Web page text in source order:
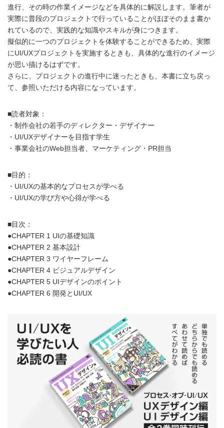
進行、その時の作業イメージなどを具体的に解説します。筆者が
実際に普段のプロジェクトで行っていることがほぼそのまま書か
れているので、実践的な知識やスキルが身につきます。
擬似的に一つのプロジェクトを体験することができるため、実際
にUI/UXプロジェクトを実施するときも、具体的な進行のイメージ
が思い描けるはずです。
さらに、プロジェクトの進行中に迷ったときも、本書に立ち戻っ
て、参照いただける内容になっています。
■読者対象：
・制作会社の若手のディレクター・デザイナー
・UI/UXデザイナーを目指す学生
・事業会社のWeb担当者、マーケティング・PR担当
■目的：
・UI/UXの基本的なプロセスが学べる
・UI/UXの学び方や心得が学べる
■目次：
●CHAPTER 1 UIの基礎知識
●CHAPTER 2 基本設計
●CHAPTER 3 ワイヤーフレーム
●CHAPTER 4 ビジュアルデザイン
●CHAPTER 5 UIデザインのポイント
●CHAPTER 6 開発とUI/UX